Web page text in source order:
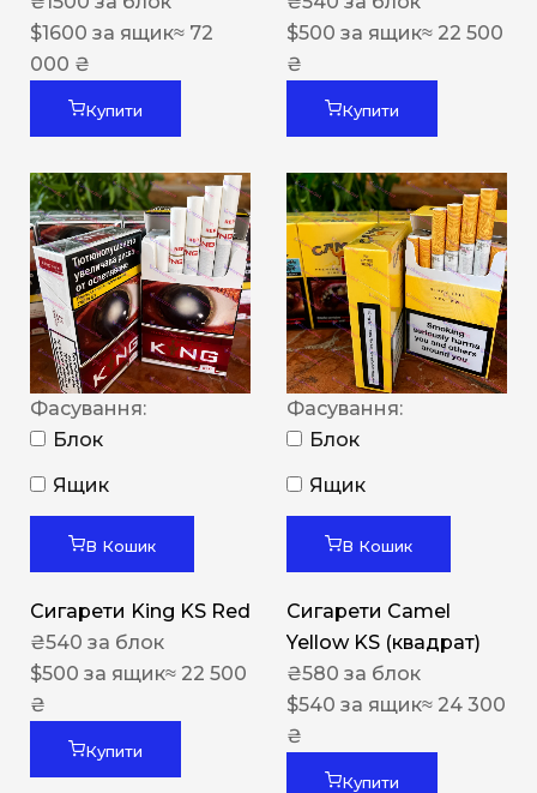
$1600 за ящик≈ 72
000 ₴
Купити
$500 за ящик≈ 22 500
₴
Купити
Фасування:
Блок
Ящик
В Кошик
Сигарети King KS Red
₴540 за блок
$500 за ящик≈ 22 500
₴
Купити
Фасування:
Блок
Ящик
В Кошик
Сигарети Camel
Yellow KS (квадрат)
₴580 за блок
$540 за ящик≈ 24 300
₴
Купити